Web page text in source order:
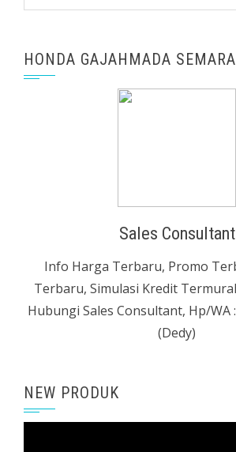
HONDA GAJAHMADA
Sales Consultant
Info Harga Terbaru, Promo
Terbaru, Simulasi Kredit
Hubungi Sales Consultant, Hp/WA
(Dedy)
NEW PRODUK